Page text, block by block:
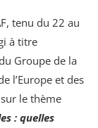
tenu du 22 au
à titre
Groupe de la
l’Europe et des
le thème
: quelles